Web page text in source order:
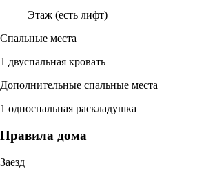
Этаж (есть лифт)
Спальные места
1 двуспальная кровать
Дополнительные спальные места
1 односпальная раскладушка
Правила дома
Заезд